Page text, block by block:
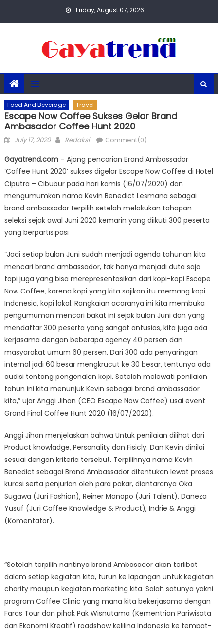
Friday, August 07, 2026
Food And Beverage Travel
Escape Now Coffee Sukses Gelar Brand
Ambasador Coffee Hunt 2020
Posted
July 17, 2020 Author
Redaksi Comment(0)
Gayatrend.com– Ajang pencarian Brand Ambassador
‘Coffee Hunt 2020’ sukses digelar Escape Now Coffee di Hotel
Ciputra – Cibubur pada hari kamis (16/07/2020) dan
mengumumkan nama Kevin Benedict Lesmana sebagai
brand ambassador terpilih setelah melakukan tahapan
seleksi sejak awal Juni 2020 kemarin yang diikuti 300 peserta
yang berpartisipasi
“Jadi setiap bulan Juni sudah menjadi agenda tahunan kita
mencari brand ambassador, tak hanya menjadi duta saja
tapi juga yang bisa merepresentasikan dari kopi-kopi Escape
Now Coffee, karena kopi yang kita sajikan itu memang kopi
Indonesia, kopi lokal. Rangkaian acaranya ini kita membuka
pengumuman mencari bakat ini sejak bulan Juni dan yang
mendaftar 300 peserta yang sangat antusias, kita juga ada
kerjasama dengan beberapa agency 40 persen dan
masyarakat umum 60 persen. Dari 300 ada penyaringan
internal jadi 60 besar mengkrucut ke 30 besar, tentunya ada
audisi tentang pengenalan kopi. Setelah melewati penilaian
tahun ini kita menunjuk Kevin sebagai brand ambassador
kita,” ujar Anggi Jihan (CEO Escape Now Coffee) usai event
Grand Final Coffee Hunt 2020 (16/07/2020).
Anggi Jihan menjelaskan bahwa Untuk penilaian dilihat dari
Product knowladge, Personality dan Fisicly. Dan Kevin dinilai
sesuai dengan kriteria tersebut. Terpilihnya nama Kevin
Benedict sebagai Brand Ambassador ditentukan lewat proses
kurasi serta penjurian oleh para pakar, diantaranya Oka
Sugawa (Juri Fashion), Reiner Manopo (Juri Talent), Daneza
Yusuf (Juri Coffee Knowledge & Product), Indrie & Anggi
(Komentator).
“Setelah terpilih nantinya brand Ambasador akan terlibat
dalam setiap kegiatan kita, turun ke lapangan untuk kegiatan
charity maupun kegiatan marketing kita. Salah satunya yakni
program Coffee Clinic yang mana kita bekerjasama dengan
Faras Tour dan pihak Pak Wisnutama (Kementrian Pariwisata
dan Ekonomi Kreatif) roadshow keliling Indonesia ke tempat-